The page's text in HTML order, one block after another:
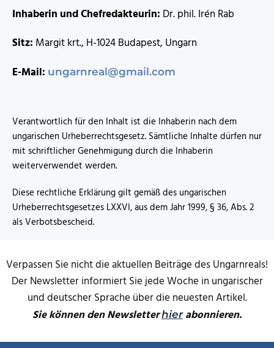
Inhaberin und Chefredakteurin: Dr. phil. Irén Rab
Sitz: Margit krt., H-1024 Budapest, Ungarn
E-Mail: ungarnreal@gmail.com
Verantwortlich für den Inhalt ist die Inhaberin nach dem
ungarischen Urheberrechtsgesetz. Sämtliche Inhalte dürfen nur
mit schriftlicher Genehmigung durch die Inhaberin
weiterverwendet werden.
Diese rechtliche Erklärung gilt gemäß des ungarischen
Urheberrechtsgesetzes LXXVI, aus dem Jahr 1999, § 36, Abs. 2
als Verbotsbescheid.
Verpassen Sie nicht die aktuellen Beiträge des Ungarnreals!
Der Newsletter informiert Sie jede Woche in ungarischer
und deutscher Sprache über die neuesten Artikel.
Sie können den Newsletterhierabonnieren.